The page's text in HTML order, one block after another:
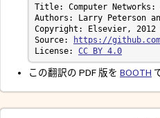
Source:
https://github.com/
License: CC BY 4.0
この翻訳の PDF 版を BOOTH